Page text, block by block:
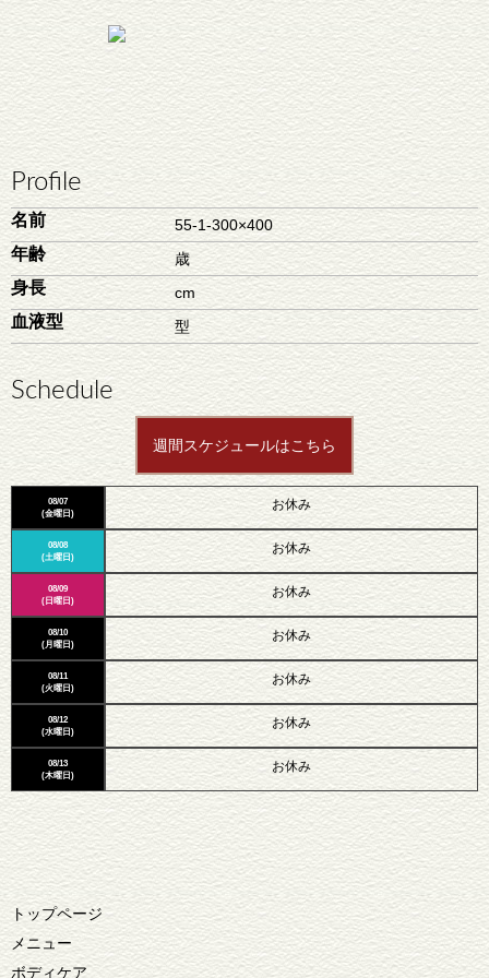
Profile
名前 55-1-300×400
年齢 歳
身長 cm
血液型 型
Schedule
週間スケジュールはこちら
08/07
(金曜日)
08/08
(土曜日)
08/09
(日曜日)
08/10
(月曜日)
08/11
(火曜日)
08/12
(水曜日)
08/13
(木曜日)
お休み
お休み
お休み
お休み
お休み
お休み
お休み
トップページ
メニュー
ボディケア